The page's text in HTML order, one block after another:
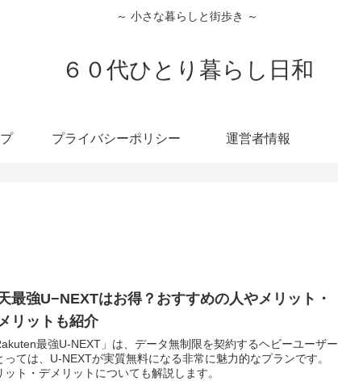
～ 小さな暮らしと街歩き ～
６０代ひとり暮らし日和
プライバシーポリシー 運営者情報
最強U−NEXTはお得？おすすめの人やメリット・
リットも紹介
最強U-NEXT」は、データ無制限を契約するヘビーユーザー
っては、U-NEXTが実質無料になる非常に魅力的なプランです。
ット・デメリットについても解説します。